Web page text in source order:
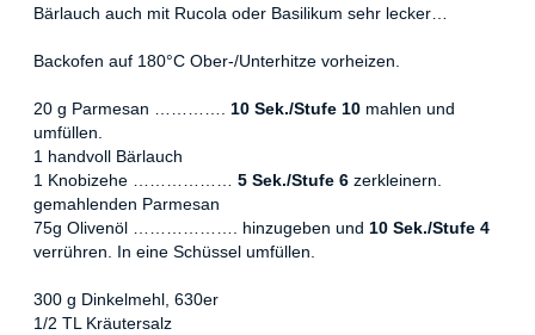
Bärlauch auch mit Rucola oder Basilikum sehr lecker…
Backofen auf 180°C Ober-/Unterhitze vorheizen.
20 g Parmesan …………. 10 Sek./Stufe 10mahlen und
umfüllen.
1 handvoll Bärlauch
1 Knobizehe ……………… 5 Sek./Stufe 6zerkleinern.
gemahlenden Parmesan
75g Olivenöl ………………. hinzugeben und 10 Sek./Stufe 4
verrühren. In eine Schüssel umfüllen.
300 g Dinkelmehl, 630er
1/2 TL Kräutersalz